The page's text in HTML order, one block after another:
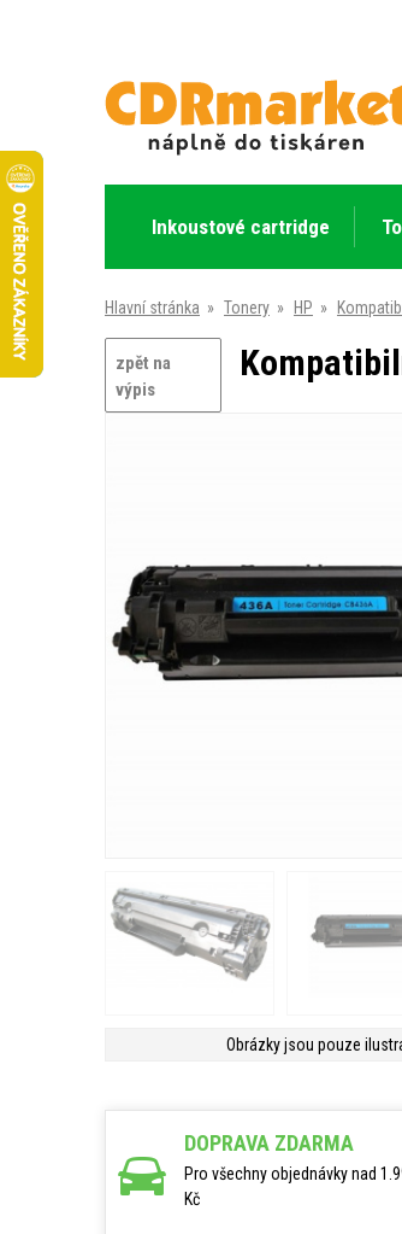
Inkoustové cartridge
Hlavní stránka » Tonery » HP »
zpět na
výpis
Obrázky jsou pouze
DOPRAVA ZDARMA
Pro všechny objednávky nad
Kč